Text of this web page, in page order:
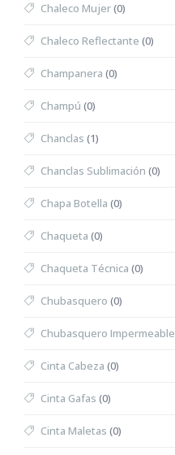
Chaleco Mujer(0)
Chaleco Reflectante (0)
Champanera (0)
Champú (0)
Chanclas (1)
Chanclas Sublimación (0)
Chapa Botella (0)
Chaqueta (0)
Chaqueta Técnica (0)
Chubasquero (0)
Chubasquero Impermeable
Cinta Cabeza (0)
Cinta Gafas (0)
Cinta Maletas (0)